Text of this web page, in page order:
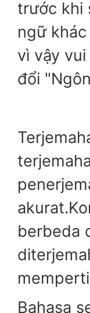
trước khi
ngữ
vì vậy
đổi
berbeda
Bahasa